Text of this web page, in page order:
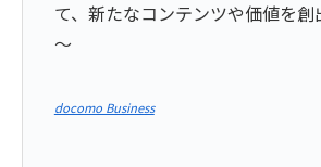
て、新たなコンテンツや価値を創
～
docomo Business